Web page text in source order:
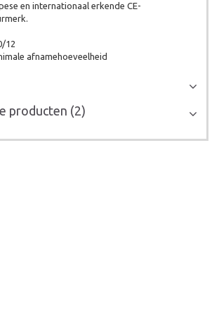
en internationaal erkende CE-
12
afnamehoeveelheid
producten (2)